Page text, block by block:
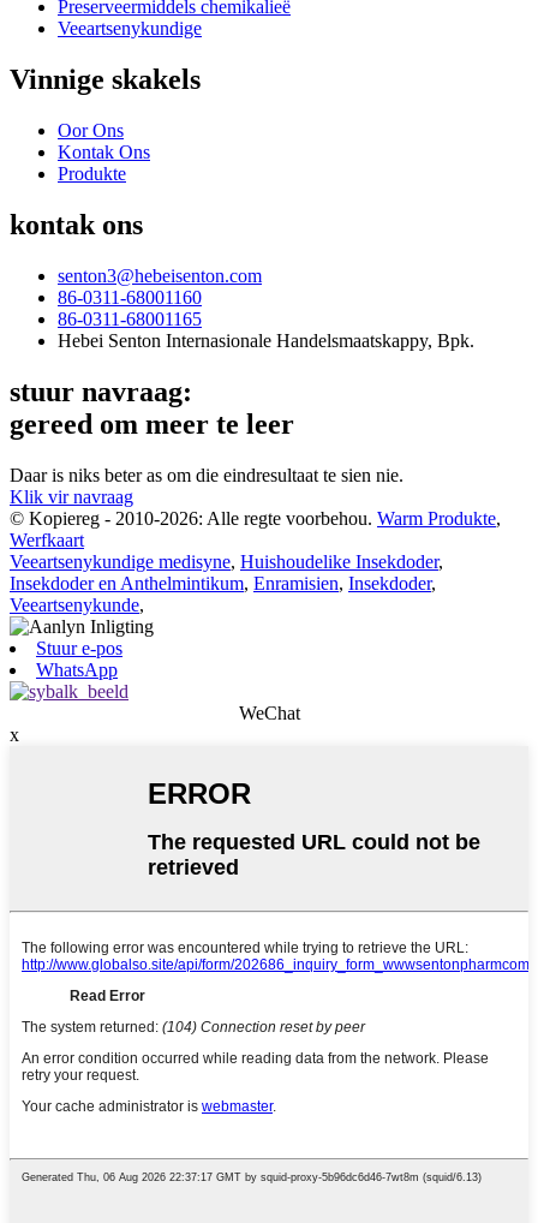
Preserveermiddels chemikalieë
Veeartsenykundige
Vinnige skakels
Oor Ons
Kontak Ons
Produkte
kontak ons
senton3@hebeisenton.com
86-0311-68001160
86-0311-68001165
Hebei Senton Internasionale Handelsmaatskappy, Bpk.
stuur navraag:
gereed om meer te leer
Daar is niks beter as om die eindresultaat te sien nie.
Klik vir navraag
© Kopiereg - 2010-2026: Alle regte voorbehou. Warm Produkte,
Werfkaart
Veeartsenykundige medisyne, Huishoudelike Insekdoder,
Insekdoder en Anthelmintikum, Enramisien, Insekdoder,
Veeartsenykunde,
Stuur e-pos
WhatsApp
WeChat
x